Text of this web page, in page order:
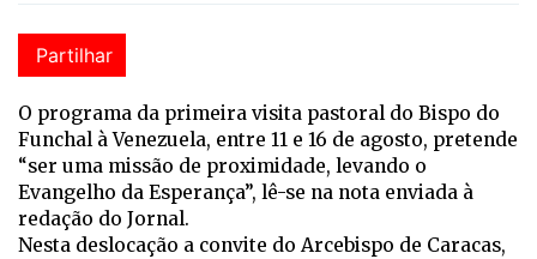
Partilhar
O programa da primeira visita pastoral do Bispo do
Funchal à Venezuela, entre 11 e 16 de agosto, pretende
“ser uma missão de proximidade, levando o
Evangelho da Esperança”, lê-se na nota enviada à
redação do Jornal.
Nesta deslocação a convite do Arcebispo de Caracas,